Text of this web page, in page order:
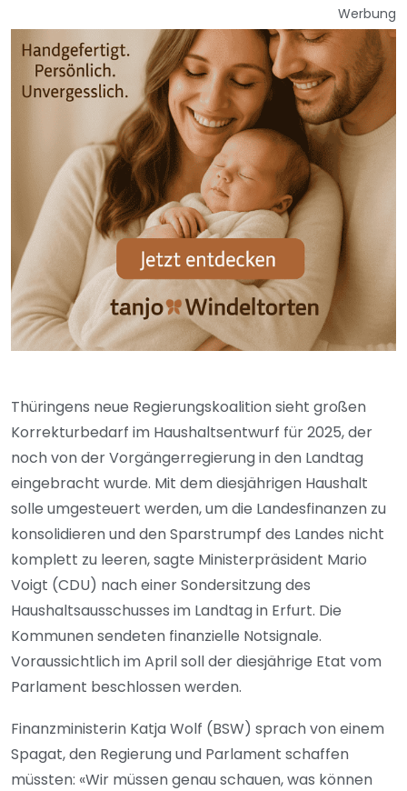
Werbung
Thüringens neue Regierungskoalition sieht großen
Korrekturbedarf im Haushaltsentwurf für 2025, der
noch von der Vorgängerregierung in den Landtag
eingebracht wurde. Mit dem diesjährigen Haushalt
solle umgesteuert werden, um die Landesfinanzen zu
konsolidieren und den Sparstrumpf des Landes nicht
komplett zu leeren, sagte Ministerpräsident Mario
Voigt (CDU) nach einer Sondersitzung des
Haushaltsausschusses im Landtag in Erfurt. Die
Kommunen sendeten finanzielle Notsignale.
Voraussichtlich im April soll der diesjährige Etat vom
Parlament beschlossen werden.
Finanzministerin Katja Wolf (BSW) sprach von einem
Spagat, den Regierung und Parlament schaffen
müssten: «Wir müssen genau schauen, was können